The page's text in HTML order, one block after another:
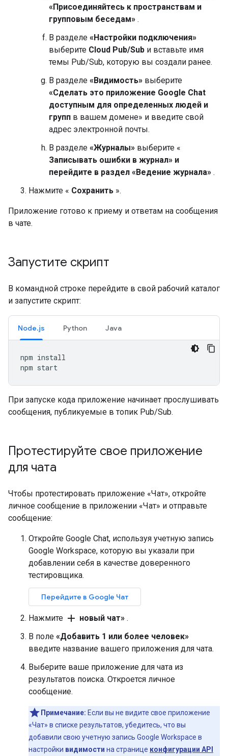
«Присоединяйтесь к пространствам и
групповым беседам» .
В разделе «Настройки подключения»
выберите Cloud Pub/Sub и вставьте имя
темы Pub/Sub, которую вы создали ранее.
В разделе «Видимость» выберите
«Сделать это приложение Google Chat
доступным для определенных людей и
групп в вашем домене» и введите свой
адрес электронной почты.
В разделе «Журналы» выберите «
Записывать ошибки в журнал» и
перейдите в раздел «Ведение журнала» .
Нажмите « Сохранить ».
Приложение готово к приему и ответам на сообщения
в чате.
Запустите скрипт
В командной строке перейдите в свой рабочий каталог
и запустите скрипт:
Node.js Python Java
npm install
npm
При запуске кода приложение начинает прослушивать
сообщения, публикуемые в топик Pub/Sub.
Протестируйте свое приложение
для чата
Чтобы протестировать приложение «Чат», откройте
личное сообщение в приложении «Чат» и отправьте
сообщение:
Откройте Google Chat, используя учетную запись
Google Workspace, которую вы указали при
добавлении себя в качестве доверенного
тестировщика.
Перейдите в Google Чат
Нажмите add новый чат» .
В поле «Добавить 1 или более человек»
введите название вашего приложения для чата.
Выберите ваше приложение для чата из
результатов поиска. Откроется личное
сообщение.
Примечание: Если вы не видите свое приложение
«Чат» в списке результатов, убедитесь, что вы
добавили свою учетную запись Google Workspace в
настройки видимости на странице конфигурации API